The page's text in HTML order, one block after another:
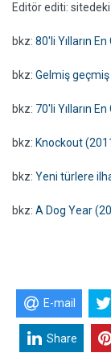
Editör editi:
bkz: 80'li Yılların
bkz: Gelmiş
bkz: 70'li Yılların
bkz: Knockout
bkz: Yeni türlere
bkz: A Dog Year
E-mail
Share